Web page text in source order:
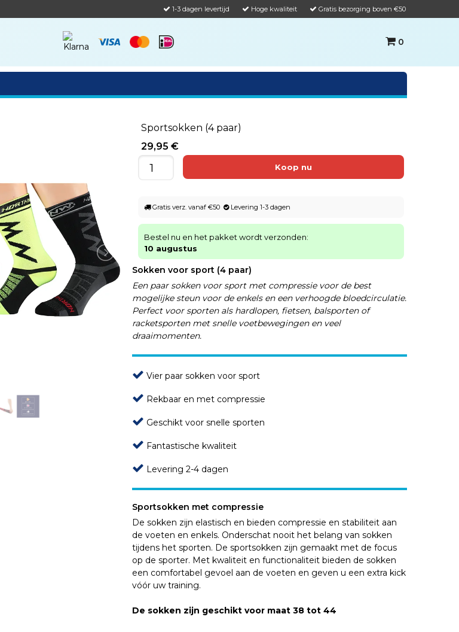
1-3 dagen levertijd Hoge kwaliteit Gratis bezorging boven €50
0
Sportsokken (4 paar)
29,95 €
Gratis verz. vanaf €50 Levering 1-3 dagen
Bestel nu en het pakket wordt verzonden:
10 augustus
Sokken voor sport (4 paar)
Een paar sokken voor sport met compressie voor de best
mogelijke steun voor de enkels en een verhoogde bloedcirculatie.
Perfect voor sporten als hardlopen, fietsen, balsporten of
racketsporten met snelle voetbewegingen en veel
draaimomenten.
Vier paar sokken voor sport
Rekbaar en met compressie
Geschikt voor snelle sporten
Fantastische kwaliteit
Levering 2-4 dagen
Sportsokken met compressie
De sokken zijn elastisch en bieden compressie en stabiliteit aan
de voeten en enkels. Onderschat nooit het belang van sokken
tijdens het sporten. De sportsokken zijn gemaakt met de focus
op de sporter. Met kwaliteit en functionaliteit bieden de sokken
een comfortabel gevoel aan de voeten en geven u een extra kick
vóór uw training.
De sokken zijn geschikt voor maat 38 tot 44